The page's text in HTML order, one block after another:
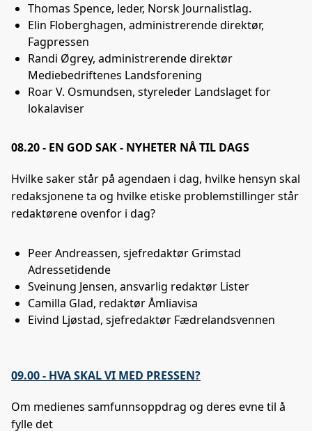
Thomas Spence, leder, Norsk Journalistlag.
Elin Floberghagen, administrerende direktør,
Fagpressen
Randi Øgrey, administrerende direktør
Mediebedriftenes Landsforening
Roar V. Osmundsen, styreleder Landslaget for
lokalaviser
08.20 - EN GOD SAK - NYHETER NÅ TIL DAGS
Hvilke saker står på agendaen i dag, hvilke hensyn skal
redaksjonene ta og hvilke etiske problemstillinger står
redaktørene ovenfor i dag?
Peer Andreassen, sjefredaktør Grimstad
Adressetidende
Sveinung Jensen, ansvarlig redaktør Lister
Camilla Glad, redaktør Åmliavisa
Eivind Ljøstad, sjefredaktør Fædrelandsvennen
09.00 - HVA SKAL VI MED PRESSEN?
Om medienes samfunnsoppdrag og deres evne til å
fylle det